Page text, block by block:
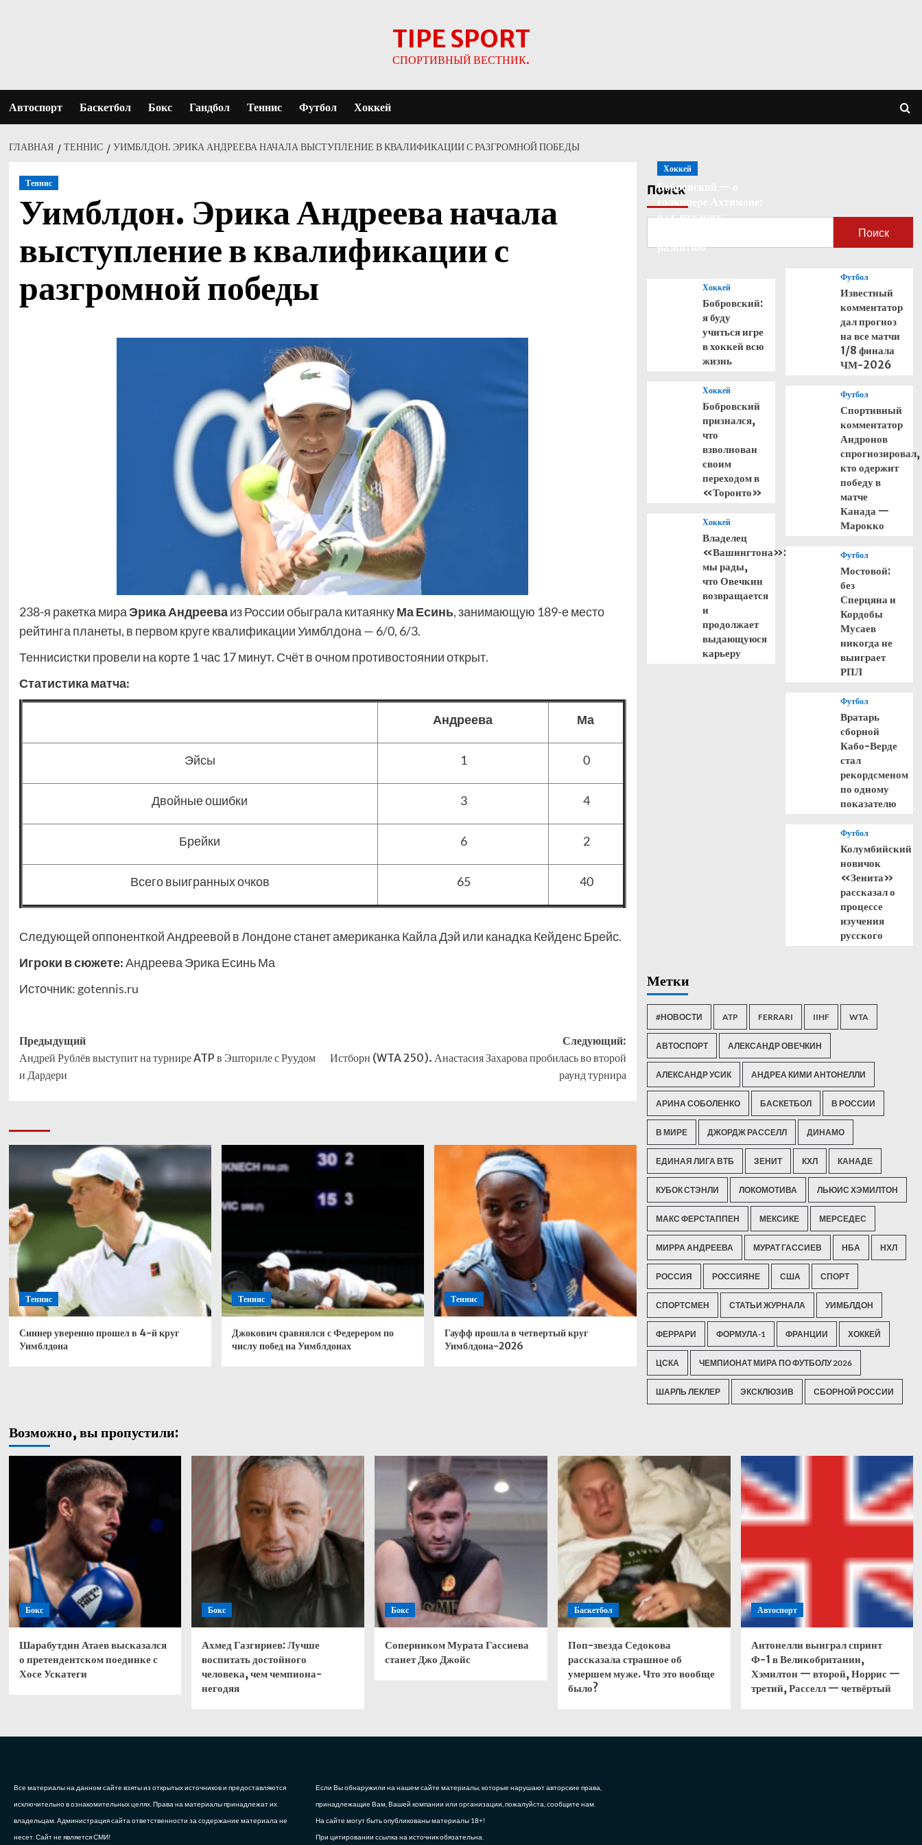
TIPE SPORT
СПОРТИВНЫЙ ВЕСТНИК.
Автоспорт Баскетбол Бокс Гандбол Теннис Футбол Хоккей
ГЛАВНАЯ ТЕННИС УИМБЛДОН. ЭРИКА АНДРЕЕВА НАЧАЛА ВЫСТУПЛЕНИЕ В КВАЛИФИКАЦИИ С РАЗГРОМНОЙ ПОБЕДЫ
Теннис
Уимблдон. Эрика Андреева начала
выступление в квалификации с
разгромной победы
238-я ракетка мираЭрика Андрееваиз России обыграла китаянкуМа Есинь, занимающую 189-е место
рейтинга планеты, в первом круге квалификации Уимблдона — 6/0, 6/3.
Теннисистки провели на корте 1 час 17 минут. Счёт в очном противостоянии открыт.
Статистика матча:
Андреева Ма
Эйсы 1 0
Двойные ошибки 3 4
Брейки 6 2
Всего выигранных очков 65 40
Следующей оппоненткой Андреевой в Лондоне станет американка Кайла Дэй или канадка Кейденс Брейс.
Игроки в сюжете:Андреева Эрика Есинь Ма
Источник: gotennis.ru
Навигация
записи
Предыдущий
Андрей Рублёв выступит на турнире ATP в Эшториле с Руудом
и Дардери
Следующий:
Истборн (WTA 250). Анастасия Захарова пробилась во второй
раунд турнира
Теннис
Синнер уверенно прошел в 4-й круг
Уимблдона
Теннис
Джокович сравнялся с Федерером по
числу побед на Уимблдонах
Теннис
Гауфф прошла в четвертый круг
Уимблдона-2026
Поиск
Поиск
Хоккей
Бобровский — о
рад, что могу
развитию
Хоккей
Бобровский:
я буду
учиться игре
в хоккей всю
жизнь
Хоккей
Бобровский
признался,
что
взволнован
своим
переходом в
«Торонто»
Хоккей
Владелец
«Вашингтона»:
мы рады,
что Овечкин
возвращается
и
продолжает
выдающуюся
карьеру
Футбол
Известный
комментатор
дал прогноз
на все матчи
1/8 финала
ЧМ-2026
Футбол
Спортивный
комментатор
Андронов
спрогнозировал,
кто одержит
победу в
матче
Канада —
Марокко
Футбол
Мостовой:
без
Сперцяна и
Кордобы
Мусаев
никогда не
выиграет
РПЛ
Футбол
Вратарь
сборной
Кабо-Верде
стал
рекордсменом
по одному
показателю
Футбол
Колумбийский
новичок
«Зенита»
рассказал о
процессе
изучения
русского
Метки
#НОВОСТИ ATP FERRARI IIHF WTA
АВТОСПОРТ АЛЕКСАНДР ОВЕЧКИН
АЛЕКСАНДР УСИК АНДРЕА КИМИ АНТОНЕЛЛИ
АРИНА СОБОЛЕНКО БАСКЕТБОЛ В РОССИИ
В МИРЕ ДЖОРДЖ РАССЕЛЛ ДИНАМО
ЕДИНАЯ ЛИГА ВТБ ЗЕНИТ КХЛ КАНАДЕ
КУБОК СТЭНЛИ ЛОКОМОТИВА ЛЬЮИС ХЭМИЛТОН
МАКС ФЕРСТАППЕН МЕКСИКЕ МЕРСЕДЕС
МИРРА АНДРЕЕВА МУРАТ ГАССИЕВ НБА НХЛ
РОССИЯ РОССИЯНЕ США СПОРТ
СПОРТСМЕН СТАТЬИ ЖУРНАЛА УИМБЛДОН
ФЕРРАРИ ФОРМУЛА-1 ФРАНЦИИ ХОККЕЙ
ЦСКА ЧЕМПИОНАТ МИРА ПО ФУТБОЛУ 2026
ШАРЛЬ ЛЕКЛЕР ЭКСКЛЮЗИВ СБОРНОЙ РОССИИ
Возможно, вы пропустили:
Бокс
Шарабутдин Атаев высказался
о претендентском поединке с
Хосе Ускатеги
Бокс
Ахмед Газгириев: Лучше
воспитать достойного
человека, чем чемпиона-
негодяя
Бокс
Соперником Мурата Гассиева
станет Джо Джойс
Баскетбол
Поп-звезда Седокова
рассказала страшное об
умершем муже. Что это вообще
было?
Автоспорт
Антонелли выиграл спринт
Ф-1 в Великобритании,
Хэмилтон — второй, Норрис —
третий, Расселл — четвёртый
Все материалы на данном сайте взяты из открытых источников и предоставляются
исключительно в ознакомительных целях. Права на материалы принадлежат их
владельцам. Администрация сайта ответственности за содержание материала не
несет. Сайт не является СМИ!
Если Вы обнаружили на нашем сайте материалы, которые нарушают авторские права,
принадлежащие Вам, Вашей компании или организации, пожалуйста, сообщите нам.
На сайте могут быть опубликованы материалы 18+!
При цитировании ссылка на источник обязательна.